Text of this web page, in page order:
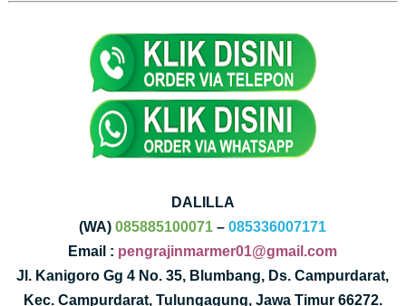
DALILLA
(WA)085885100071 –085336007171
Email : pengrajinmarmer01@gmail.com
Jl. Kanigoro Gg 4 No. 35, Blumbang, Ds. Campurdarat,
Kec. Campurdarat, Tulungagung, Jawa Timur 66272.